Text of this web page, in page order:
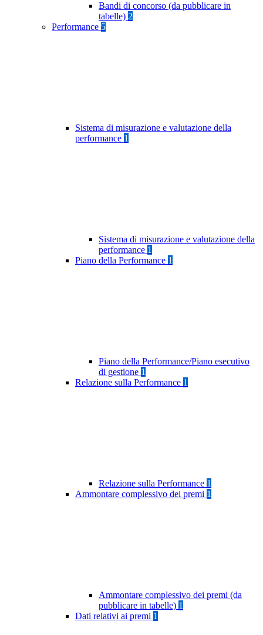
Bandi di concorso (da pubblicare in
tabelle) 2
Performance 5
Sistema di misurazione e valutazione della
performance 1
Sistema di misurazione e valutazione della
performance 1
Piano della Performance 1
Piano della Performance/Piano esecutivo
di gestione 1
Relazione sulla Performance 1
Relazione sulla Performance 1
Ammontare complessivo dei premi 1
Ammontare complessivo dei premi (da
pubblicare in tabelle) 1
Dati relativi ai premi 1